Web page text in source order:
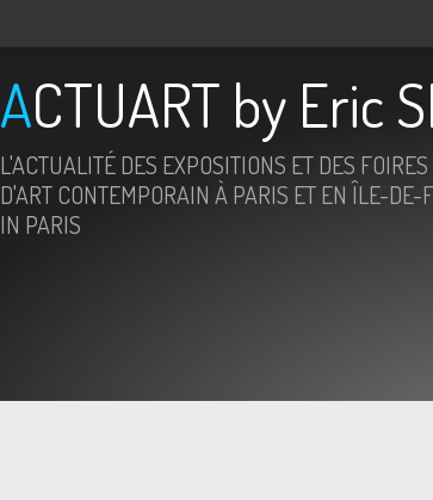
ACTUART by Eric
L'ACTUALITÉ DES EXPOSITIONS ET DES
D'ART CONTEMPORAIN À PARIS ET EN ÎLE-DE-
IN PARIS